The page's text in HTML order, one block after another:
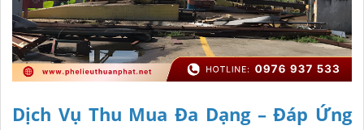
Dịch Vụ Thu Mua Đa Dạng – Đáp Ứng